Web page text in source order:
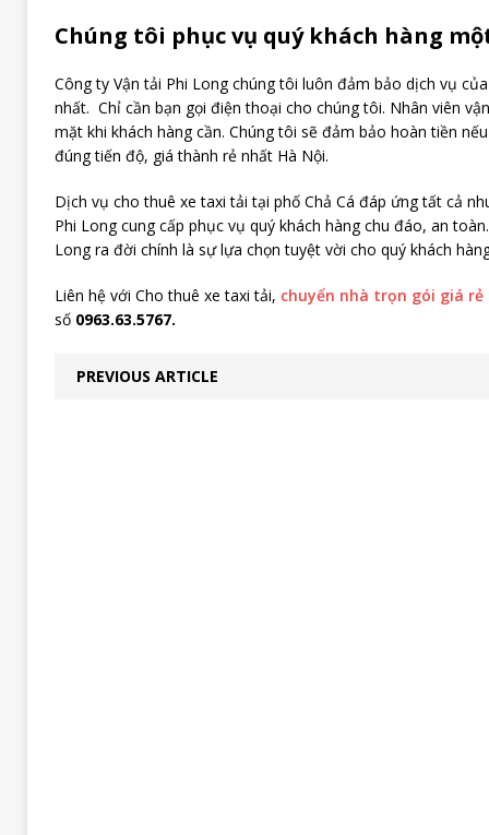
Chúng tôi phục vụ quý khách hàng
Công ty Vận tải Phi Long chúng tôi luôn đảm bảo dịch vụ
nhất. Chỉ cần bạn gọi điện thoại cho chúng tôi. Nhân viên
mặt khi khách hàng cần. Chúng tôi sẽ đảm bảo hoàn tiền
đúng tiến độ, giá thành rẻ nhất Hà Nội.
Dịch vụ cho thuê xe taxi tải tại phố Chả Cá đáp ứng tất cả
Phi Long cung cấp phục vụ quý khách hàng chu đáo, an
Long ra đời chính là sự lựa chọn tuyệt vời cho quý khách
Liên hệ với Cho thuê xe taxi tải, chuyển nhà trọn gói giá
số 0963.63.5767.
PREVIOUS ARTICLE